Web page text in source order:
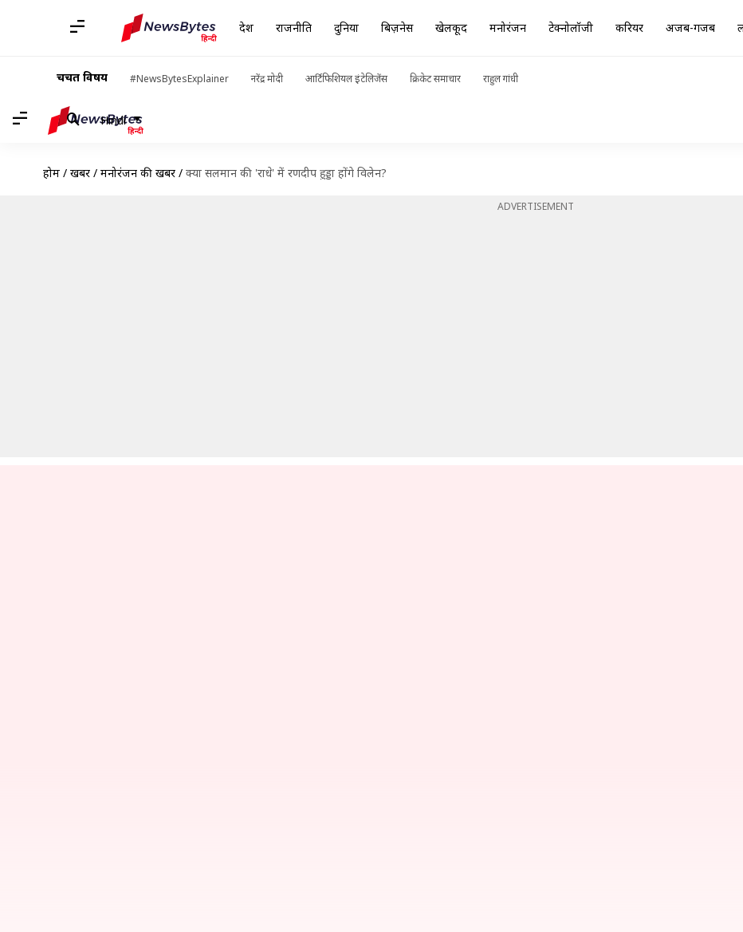
देश राजनीति दुनिया बिज़नेस खेलकूद मनोरंजन टेक्नोलॉजी करियर अजब-गजब
चर्चित विषय #NewsBytesExplainer नरेंद्र मोदी आर्टिफिशियल इंटेलिजेंस क्रिकेट समाचार राहुल गांधी
Hindi
होम / खबरें / मनोरंजन की खबरें / क्या सलमान की 'राधे' में रणदीप हुड्डा होंगे विलेन?
ADVERTISEMENT